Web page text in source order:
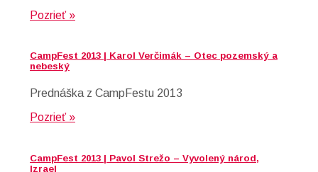
Pozrieť »
CampFest 2013 | Karol Verčimák – Otec pozemský a
nebeský
Prednáška z CampFestu 2013
Pozrieť »
CampFest 2013 | Pavol Strežo – Vyvolený národ,
Izrael